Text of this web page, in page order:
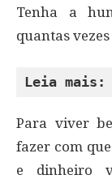
Tenha a
quantas
Leia mais:
Para viver
fazer com
e dinheiro